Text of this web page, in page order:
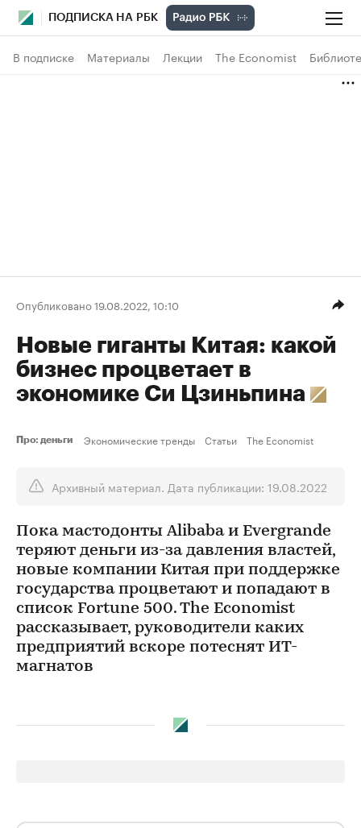
ПОДПИСКА НА РБК
В подписке Материалы Лекции The Economist
Опубликовано 19.08.2022, 10:10
Новые гиганты Китая: какой
бизнес процветает в
экономике Си Цзиньпина
Про: деньги Экономические тренды Статьи The Economist
Архивный материал. Дата публикации: 19.08.2022
Пока мастодонты Alibaba и Evergrande
теряют деньги из-за давления властей,
новые компании Китая при поддержке
государства процветают и попадают в
список Fortune 500. The Economist
рассказывает, руководители каких
предприятий вскоре потеснят ИТ-
магнатов